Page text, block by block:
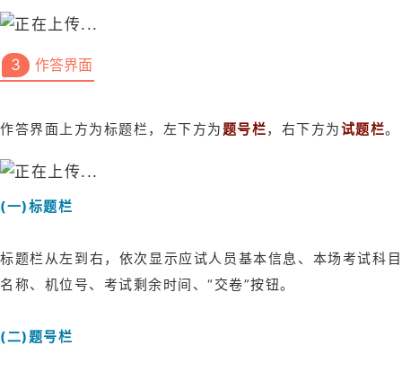
3 作答界面
作答界面上方为标题栏，左下方为题号栏，右下方为试题栏。
(一)标题栏
标题栏从左到右，依次显示应试人员基本信息、本场考试科目
名称、机位号、考试剩余时间、“交卷”按钮。
(二)题号栏